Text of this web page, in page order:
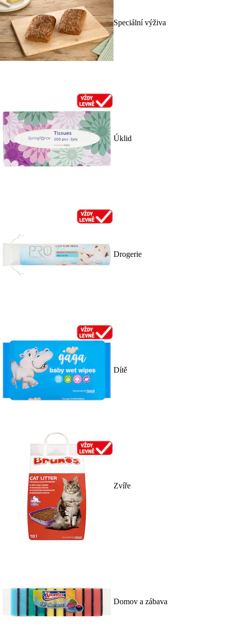
Speciální výživa
Úklid
Drogerie
Dítě
Zvíře
Domov a zábava